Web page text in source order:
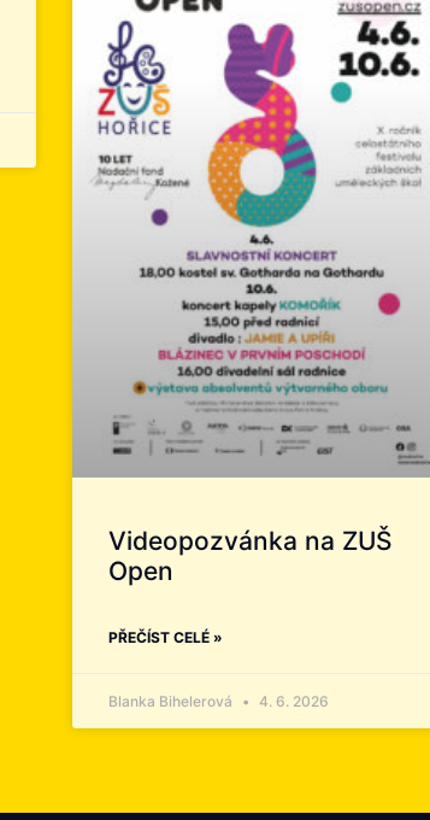
Videopozvánka na ZUŠ
Open
PŘEČÍST CELÉ »
Blanka Bihelerová 4. 6. 2026